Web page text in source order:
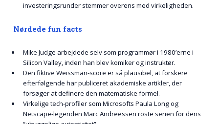
investeringsrunder stemmer overens med virkeligheden.
Nørdede fun facts
Mike Judge arbejdede selv som programmør i 1980’erne i
Silicon Valley, inden han blev komiker og instruktør.
Den fiktive Weissman-score er så plausibel, at forskere
efterfølgende har publiceret akademiske artikler, der
forsøger at definere den matematiske formel.
Virkelige tech-profiler som Microsofts Paula Long og
Netscape-legenden Marc Andreessen roste serien for dens